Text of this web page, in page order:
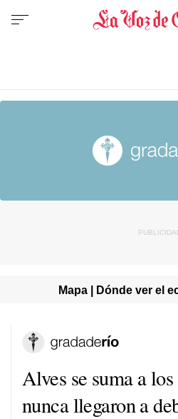
Mapa | Dónde ver el
Alves se suma a
nunca llegaron a